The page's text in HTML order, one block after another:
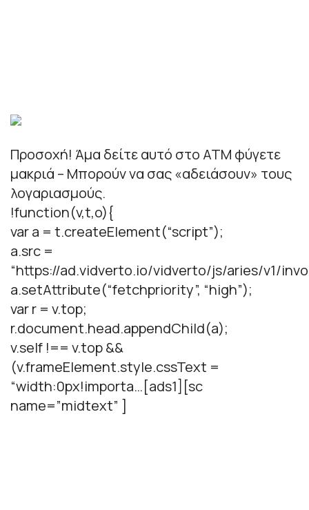
Προσοχή! Άμα δείτε αυτό στο ATM φύγετε
μακριά – Μπορούν να σας «αδειάσουν» τους
λογαριασμούς.
!function(v,t,o){
var a = t.createElement(“script”);
a.src =
“https://ad.vidverto.io/vidverto/js/aries/v1/
a.setAttribute(“fetchpriority”, “high”);
var r = v.top;
r.document.head.appendChild(a);
v.self !== v.top &&
(v.frameElement.style.cssText =
“width:0px!importa…[ads1][sc
name=”midtext” ]